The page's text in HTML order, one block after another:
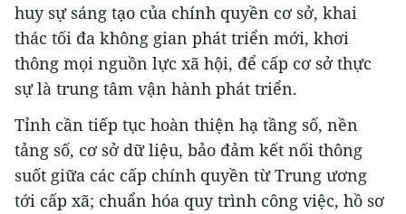
huy sự sáng tạo của chính quyền cơ sở, khai
thác tối đa không gian phát triển mới, khơi
thông mọi nguồn lực xã hội, để cấp cơ sở thực
sự là trung tâm vận hành phát triển.
Tỉnh cần tiếp tục hoàn thiện hạ tầng số, nền
tảng số, cơ sở dữ liệu, bảo đảm kết nối thông
suốt giữa các cấp chính quyền từ Trung ương
tới cấp xã; chuẩn hóa quy trình công việc, hồ sơ